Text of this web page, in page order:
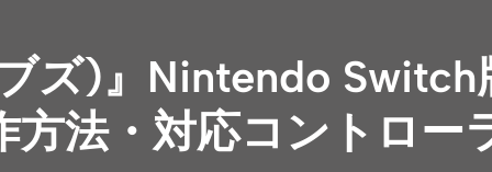
ズ)』Nintendo
方法・対応コントロー